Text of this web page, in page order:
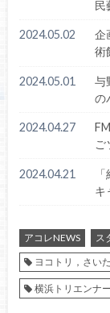
民
2024.05.02
企
術
2024.05.01
与
の
2024.04.27
ご
2024.04.21
キ
アコレNEWS
ス
ヨコトリ，さい
横浜トリエンナ